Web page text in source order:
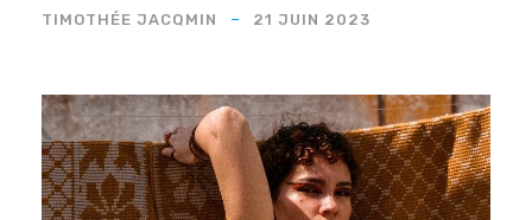
TIMOTHÉE JACQMIN 21 JUIN 2023